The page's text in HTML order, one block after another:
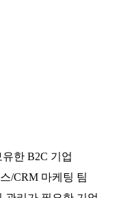
한 B2C 기업
/CRM 마케팅 팀